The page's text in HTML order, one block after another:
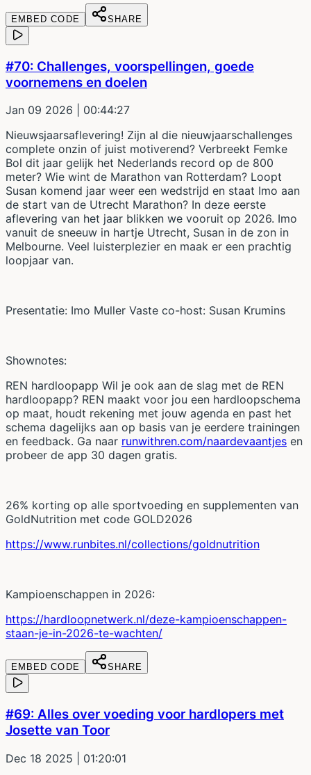
EMBED CODE SHARE
#70: Challenges, voorspellingen, goede
voornemens en doelen
Jan 09 2026 | 00:44:27
Nieuwsjaarsaflevering! Zijn al die nieuwjaarschallenges
complete onzin of juist motiverend? Verbreekt Femke
Bol dit jaar gelijk het Nederlands record op de 800
meter? Wie wint de Marathon van Rotterdam? Loopt
Susan komend jaar weer een wedstrijd en staat Imo aan
de start van de Utrecht Marathon? In deze eerste
aflevering van het jaar blikken we vooruit op 2026. Imo
vanuit de sneeuw in hartje Utrecht, Susan in de zon in
Melbourne. Veel luisterplezier en maak er een prachtig
loopjaar van.
Presentatie: Imo Muller Vaste co-host: Susan Krumins
Shownotes:
REN hardloopapp Wil je ook aan de slag met de REN
hardloopapp? REN maakt voor jou een hardloopschema
op maat, houdt rekening met jouw agenda en past het
schema dagelijks aan op basis van je eerdere trainingen
en feedback. Ga naar runwithren.com/naardevaantjes en
probeer de app 30 dagen gratis.
26% korting op alle sportvoeding en supplementen van
GoldNutrition met code GOLD2026
https://www.runbites.nl/collections/goldnutrition
Kampioenschappen in 2026:
https://hardloopnetwerk.nl/deze-kampioenschappen-
staan-je-in-2026-te-wachten/
EMBED CODE SHARE
#69: Alles over voeding voor hardlopers met
Josette van Toor
Dec 18 2025 | 01:20:01